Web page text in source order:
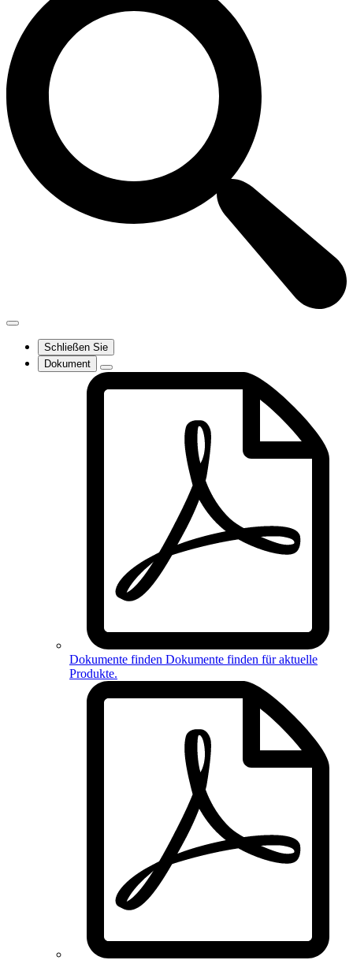
Schließen Sie
Dokument
Dokumente finden Dokumente finden füraktuelle
Produkte.